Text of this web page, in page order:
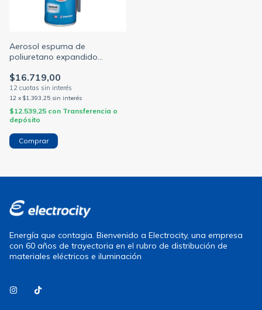
Aerosol espuma de
poliuretano expandido
(SUPRABOND)
$16.719,00
12 x $1.393,25 sin interés
$12.539,25 con Transferencia o
depósito
Energía que contagia. Bienvenido a Electrocity, una empresa
con 60 años de trayectoria en el rubro de distribución de
materiales eléctricos e iluminación